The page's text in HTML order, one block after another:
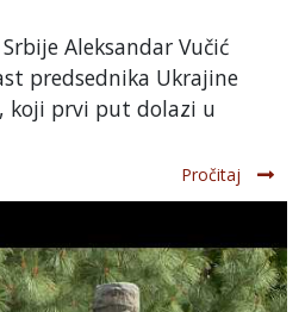
Aleksandar Vučić
predsednika Ukrajine
koji prvi put dolazi u
Pročitaj